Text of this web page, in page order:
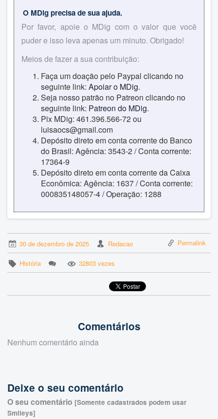
O MDig precisa de sua ajuda.
Por favor, apoie o MDig com o valor que você
puder e isso leva apenas um minuto. Obrigado!
Meios de fazer a sua contribuição:
Faça um doação pelo Paypal clicando no
seguinte link: Apoiar o MDig.
Seja nosso patrão no Patreon clicando no
seguinte link: Patreon do MDig.
Pix MDig: 461.396.566-72 ou
luisaocs@gmail.com
Depósito direto em conta corrente do Banco
do Brasil: Agência: 3543-2 / Conta corrente:
17364-9
Depósito direto em conta corrente da Caixa
Econômica: Agência: 1637 / Conta corrente:
000835148057-4 / Operação: 1288
30 de dezembro de 2025 Redacao Permalink
História 32803 vezes
Comentários
Nenhum comentário ainda
Deixe o seu comentário
O seu comentário [Somente cadastrados podem usar
Smileys]